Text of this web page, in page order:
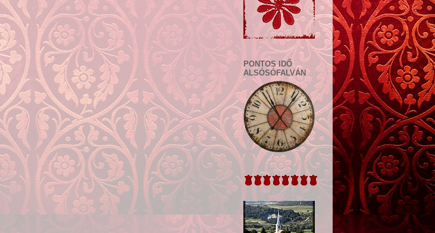
PONTOS IDŐ
ALSÓSÓFALVÁN